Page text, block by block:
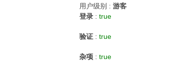
用户级别 : 游客
登录 : true
验证 : true
杂项 : true